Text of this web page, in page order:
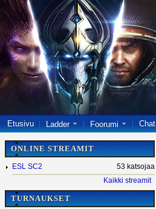
Etusivu Ladder Foorumi Chat
ONLINE STREAMIT
ESL SC2
53 katsojaa
Kaikki streamit
TURNAUKSET